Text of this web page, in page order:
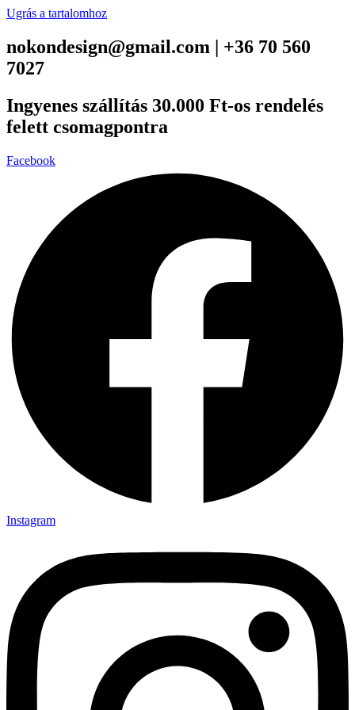
Ugrás a tartalomhoz
nokondesign@gmail.com | +36 70 560
7027
Ingyenes szállítás 30.000 Ft-os rendelés
felett csomagpontra
Facebook
Instagram